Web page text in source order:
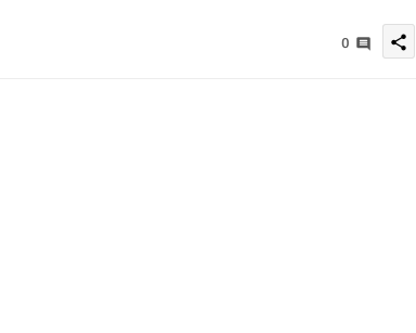
0 share